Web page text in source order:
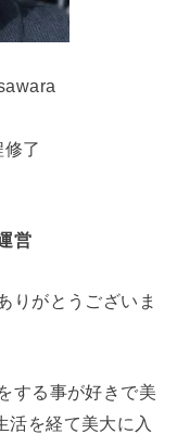
了
営
りがとうございま
する事が好きで美
活を経て美大に入